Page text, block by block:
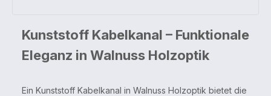
Kunststoff Kabelkanal – Funktionale
Eleganz in Walnuss Holzoptik
Ein Kunststoff Kabelkanal in Walnuss Holzoptik bietet die